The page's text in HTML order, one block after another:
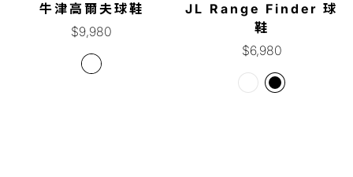
牛津高爾夫球鞋
正
價
$9,980
JL Range Finder 球
鞋
正
常
$6,980